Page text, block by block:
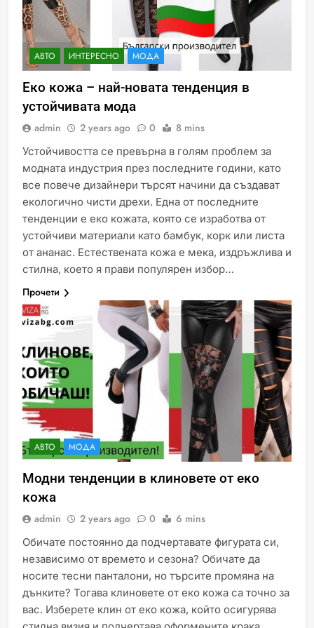
АВТО ИНТЕРЕСНО МОДА
Еко кожа – най-новата тенденция в
устойчивата мода
admin 2 years ago 0 8 mins
Устойчивостта се превърна в голям проблем за
модната индустрия през последните години, като
все повече дизайнери търсят начини да създават
екологично чисти дрехи. Една от последните
тенденции е еко кожата, която се изработва от
устойчиви материали като бамбук, корк или листа
от ананас. Естествената кожа е мека, издръжлива и
стилна, което я прави популярен избор…
Прочети
АВТО МОДА
Модни тенденции в клиновете от еко
кожа
admin 2 years ago 0 6 mins
Обичате постоянно да подчертавате фигурата си,
независимо от времето и сезона? Обичате да
носите тесни панталони, но търсите промяна на
дънките? Тогава клиновете от еко кожа са точно за
вас. Изберете клин от еко кожа, който осигурява